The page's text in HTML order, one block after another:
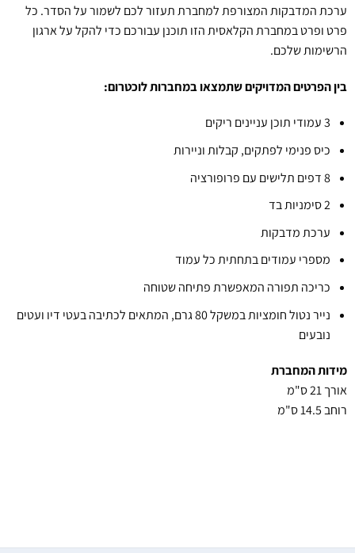
ערכת המדבקות המצורפת למחברת תעזור לכם לשמור על הסדר. כל
פרט ופרט במחברת הקלאסית הזו תוכנן עבורכם כדי להקל על ארגון
הרשימות שלכם.
בין הפרטים המדויקים שתמצאו במחברות לוכטרום:
3 עמודי תוכן עניינים ריקים
כיס פנימי לפתקים, קבלות וניירות
8 דפים תלישים עם פרופורציה
2 סימניות בד
ערכת מדבקות
מספרי עמודים בתחתית כל עמוד
כריכה תפורה המאפשרת פתיחה שטוחה
נייר נטול חומציות במשקל 80 גרם, המתאים לכתיבה בעטי דיו ועטים
נובעים
מידות המחברת
אורך 21 ס"מ
רוחב 14.5 ס"מ